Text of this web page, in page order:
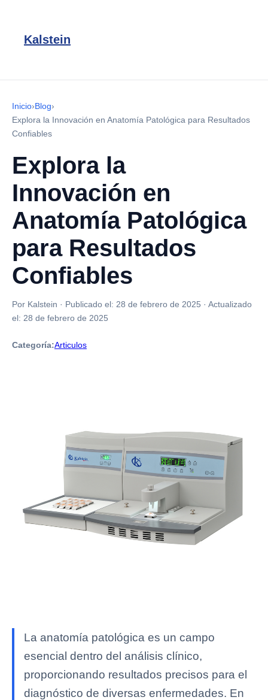
Kalstein
Inicio›Blog›
Explora la Innovación en Anatomía Patológica para Resultados
Confiables
Explora la
Innovación en
Anatomía Patológica
para Resultados
Confiables
Por Kalstein · Publicado el: 28 de febrero de 2025 · Actualizado
el: 28 de febrero de 2025
Categoría:Articulos
La anatomía patológica es un campo
esencial dentro del análisis clínico,
proporcionando resultados precisos para el
diagnóstico de diversas enfermedades. En